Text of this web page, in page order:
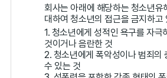
회사는 아래에 해당하는 청소년유
대하여 청소년의 접근을 금지하고
1. 청소년에게 성적인 욕구를 자극
것이거나 음란한 것
2. 청소년에게 폭악성이나 범죄의
수 있는 것